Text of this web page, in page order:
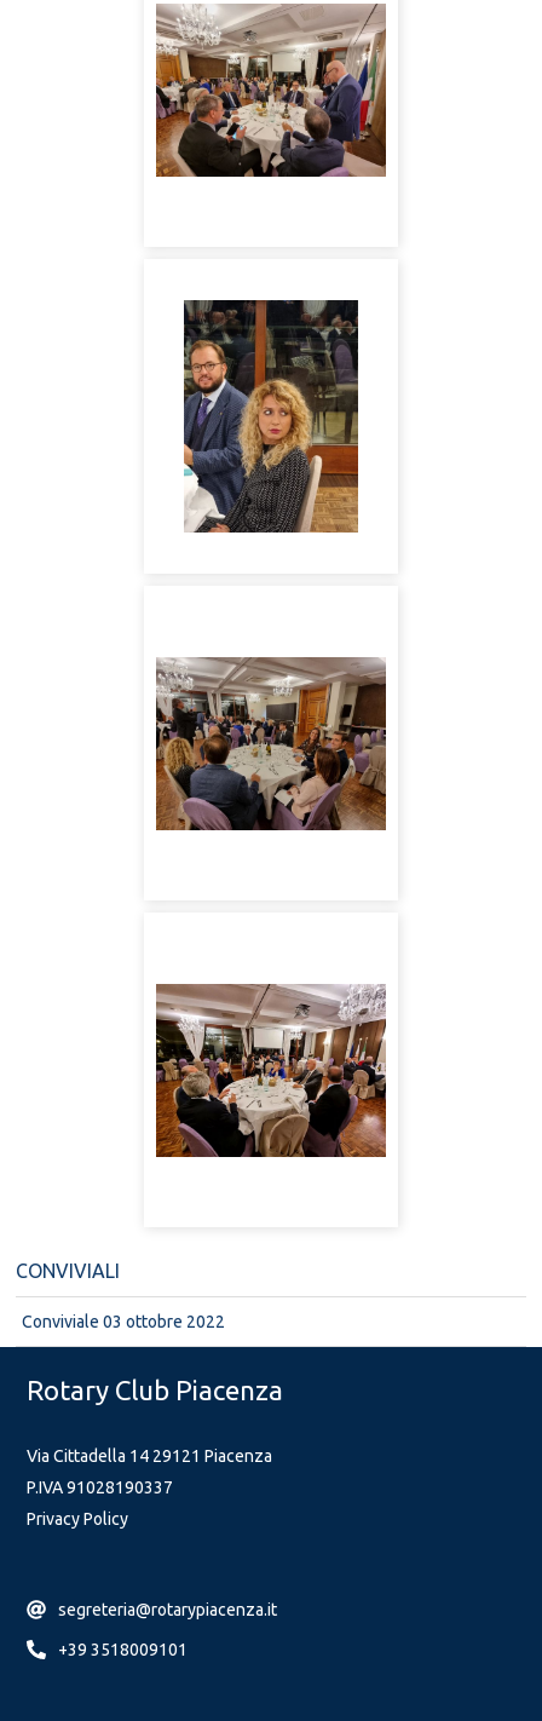
CONVIVIALI
Conviviale 03 ottobre 2022
Rotary Club Piacenza
Via Cittadella 14 29121 Piacenza
P.IVA 91028190337
Privacy Policy
segreteria@rotarypiacenza.it
+39 3518009101